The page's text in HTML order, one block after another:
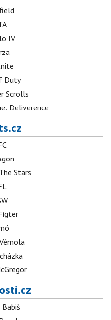
IV
Duty
Scrolls
Deliverence
Stars
Babiš